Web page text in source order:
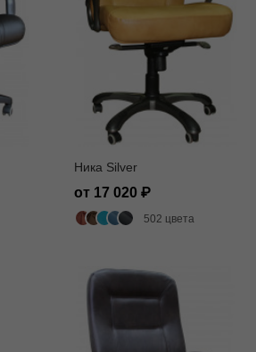
Ника Silver
от 17 020
502 цвета